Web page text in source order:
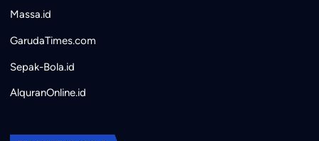
Massa.id
GarudaTimes.com
Sepak-Bola.id
AlquranOnline.id